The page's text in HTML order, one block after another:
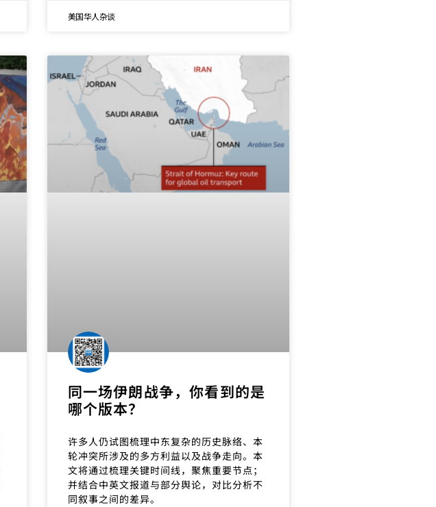
美国华人杂谈
同一场伊朗战争，你看到的是
哪个版本？
许多人仍试图梳理中东复杂的历史脉络、本
轮冲突所涉及的多方利益以及战争走向。本
文将通过梳理关键时间线，聚焦重要节点；
并结合中英文报道与部分舆论，对比分析不
同叙事之间的差异。